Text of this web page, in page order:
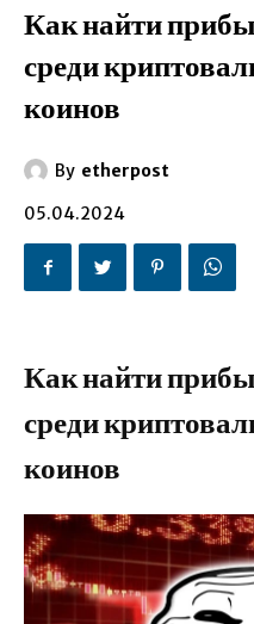
Как найти
среди
коинов
By etherpost
05.04.2024
Как найти
среди
коинов